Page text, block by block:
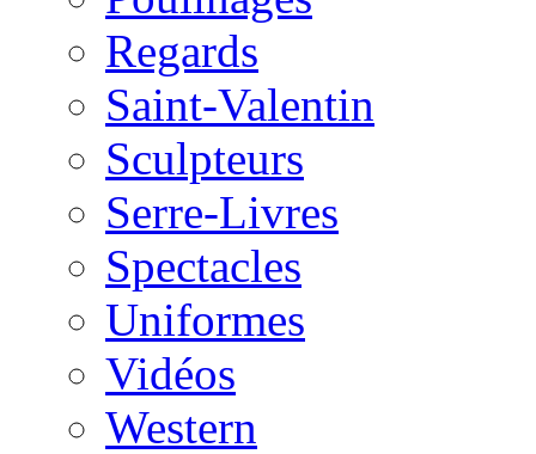
Regards
Saint-Valentin
Sculpteurs
Serre-Livres
Spectacles
Uniformes
Vidéos
Western